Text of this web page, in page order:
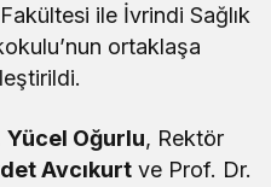
ile İvrindi Sağlık
ortaklaşa
Yücel Oğurlu, Rektör
Avcıkurt ve Prof. Dr.